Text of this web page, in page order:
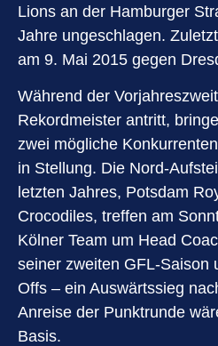
Lions an der Hamburger
Jahre ungeschlagen.
am 9. Mai 2015 gegen
Während der
Rekordmeister antritt,
zwei mögliche
in Stellung. Die Nord-
letzten Jahres, Potsdam
Crocodiles, treffen am
Kölner Team um Head
seiner zweiten GFL-Saison
Offs – ein Auswärtssieg
Anreise der Punktrunde
Basis.